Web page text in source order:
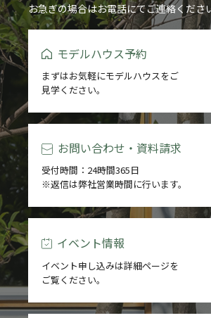
お急ぎの場合はお電話にてご連絡くださ
モデルハウス予約
まずはお気軽にモデルハウスをご
見学ください。
お問い合わせ・資料請求
受付時間：24時間365日
※返信は弊社営業時間に行います。
イベント情報
イベント申し込みは詳細ページを
ご覧ください。